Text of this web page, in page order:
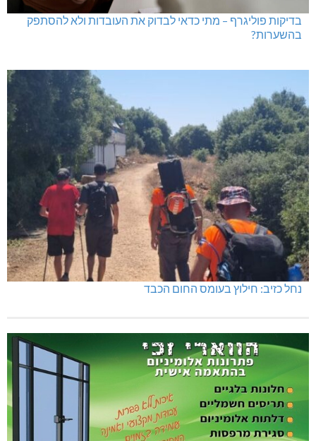
בדיקות פוליגרף – מתי כדאי לבדוק את העובדות ולא להסתפק
בהשערות?
נחל כזיב: חילוץ בעומס החום הכבד